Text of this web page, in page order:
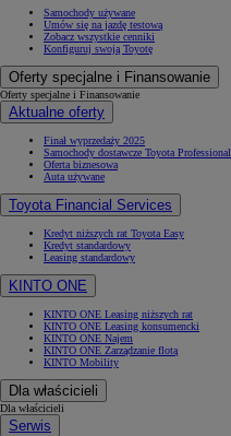
Samochody używane
Umów się na jazdę testową
Zobacz wszystkie cenniki
Konfiguruj swoją Toyotę
Oferty specjalne i Finansowanie
Oferty specjalne i Finansowanie
Aktualne oferty
Finał wyprzedaży 2025
Samochody dostawcze Toyota Professional
Oferta biznesowa
Auta używane
Toyota Financial Services
Kredyt niższych rat Toyota Easy
Kredyt standardowy
Leasing standardowy
KINTO ONE
KINTO ONE Leasing niższych rat
KINTO ONE Leasing konsumencki
KINTO ONE Najem
KINTO ONE Zarządzanie flotą
KINTO Mobility
Dla właścicieli
Dla właścicieli
Serwis